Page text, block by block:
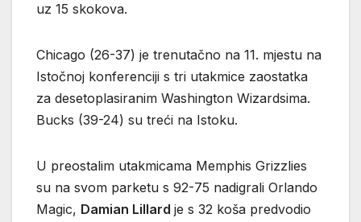
uz 15 skokova.
Chicago (26-37) je trenutačno na 11. mjestu na
Istočnoj konferenciji s tri utakmice zaostatka
za desetoplasiranim Washington Wizardsima.
Bucks (39-24) su treći na Istoku.
U preostalim utakmicama Memphis Grizzlies
su na svom parketu s 92-75 nadigrali Orlando
Magic, Damian Lillard je s 32 koša predvodio